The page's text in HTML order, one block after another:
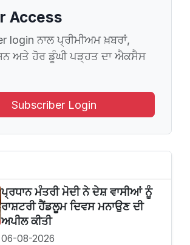
Access
login ਨਾਲ ਪ੍ਰੀਮੀਅਮ ਖ਼ਬਰਾਂ,
ਅਤੇ ਹੋਰ ਡੂੰਘੀ ਪੜ੍ਹਤ ਦਾ ਐਕਸੈਸ
Subscriber Login
ਪ੍ਰਧਾਨ ਮੰਤਰੀ ਮੋਦੀ ਨੇ ਦੇਸ਼ ਵਾਸੀਆਂ ਨੂੰ
ਰਾਸ਼ਟਰੀ ਹੈਂਡਲੂਮ ਦਿਵਸ ਮਨਾਉਣ ਦੀ
ਅਪੀਲ ਕੀਤੀ
06-08-2026